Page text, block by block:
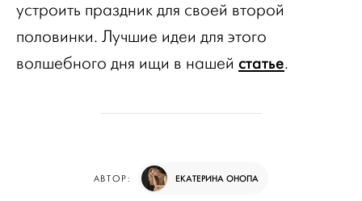
устроить праздник для своей второй
половинки. Лучшие идеи для этого
волшебного дня ищи в нашей статье.
АВТОР: ЕКАТЕРИНА ОНОПА